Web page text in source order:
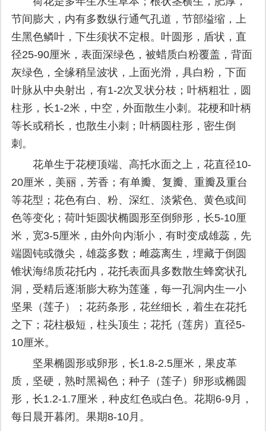
节间膨大，内有多数纵行通气孔道，节部缢缩，上
生黑色鳞叶，下生须状不定根。叶圆形，盾状，直
径25-90厘米，表面深绿色，被蜡质白粉覆盖，背面
灰绿色，全缘稍呈波状，上面光滑，具白粉，下面
叶脉从中央射出，有1-2次叉状分枝；叶柄粗壮，圆
柱形，长1-2米，中空，外面散生小刺。花梗和叶柄
等长或稍长，也散生小刺；叶柄圆柱形，密生倒
刺。
花单生于花梗顶端、高托水面之上，花直径10-
20厘米，美丽，芳香；有单瓣、复瓣、重瓣及重台
等花型；花色有白、粉、深红、淡紫色、黄色或间
色等变化；荷叶矩圆状椭圆形至倒卵形，长5-10厘
米，宽3-5厘米，由外向内渐小，有时变成雄蕊，先
端圆钝或微尖，雄蕊多数；雌蕊离生，埋藏于倒圆
锥状海绵质花托内，花托表面具多数散生蜂窝状孔
洞，受精后逐渐膨大称为莲蓬，每一孔洞内生一小
坚果（莲子）；花药条形，花丝细长，着生在花托
之下；花柱极短，柱头顶生；花托（莲房）直径5-
10厘米。
坚果椭圆形或卵形，长1.8-2.5厘米，果皮革
质，坚硬，熟时黑褐色；种子（莲子）卵形或椭圆
形，长1.2-1.7厘米，种皮红色或白色。花期6-9月，
每日晨开暮闭。果期8-10月。